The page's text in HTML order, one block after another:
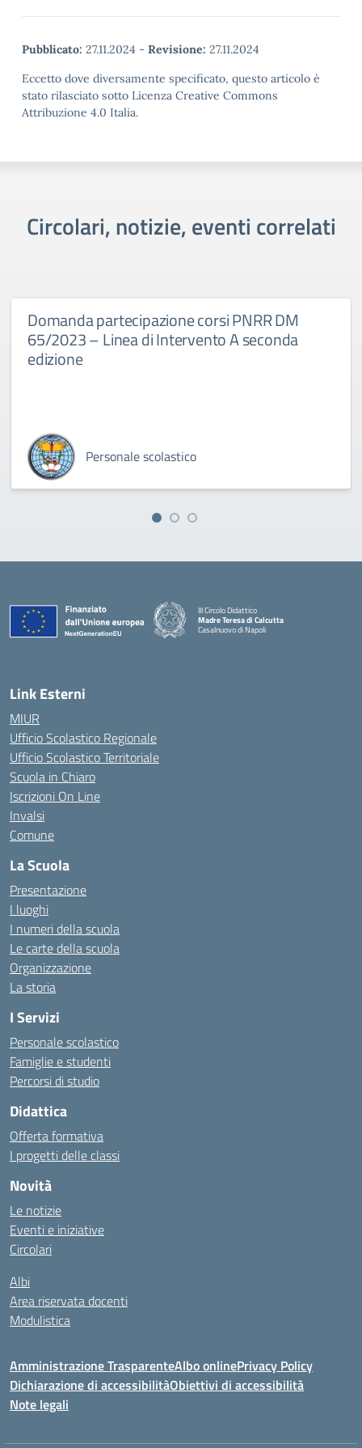
Pubblicato: 27.11.2024 - Revisione: 27.11.2024
Eccetto dove diversamente specificato, questo articolo è
stato rilasciato sotto Licenza Creative Commons
Attribuzione 4.0 Italia.
Circolari, notizie, eventi correlati
Domanda partecipazione corsi PNRR DM
65/2023 – Linea di Intervento A seconda
edizione
Personale scolastico
III Circolo Didattico
Madre Teresa di Calcutta
Casalnuovo di Napoli
— Visita la pagina iniziale della scuola
Link Esterni
MIUR
Ufficio Scolastico Regionale
Ufficio Scolastico Territoriale
Scuola in Chiaro
Iscrizioni On Line
Invalsi
Comune
La Scuola
Presentazione
I luoghi
I numeri della scuola
Le carte della scuola
Organizzazione
La storia
I Servizi
Personale scolastico
Famiglie e studenti
Percorsi di studio
Didattica
Offerta formativa
I progetti delle classi
Novità
Le notizie
Eventi e iniziative
Circolari
Albi
Area riservata docenti
Modulistica
Amministrazione TrasparenteAlbo onlinePrivacy Policy
Dichiarazione di accessibilitàObiettivi di accessibilità
Note legali